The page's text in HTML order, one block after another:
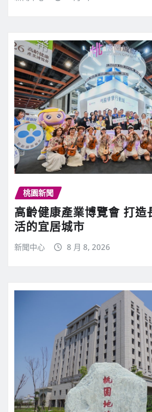
桃園新聞
高齡健康產業博覽會 打造
活的宜居城市
新聞中心 8 月 8, 2026